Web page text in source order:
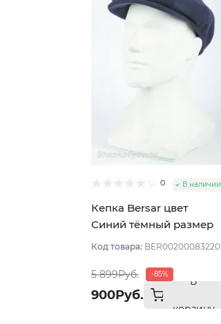
0 В наличии
Кепка Bersar цвет
Синий тёмный размер
57
Код товара: BER00200083220
5 899Руб. -85%
900Руб.
В
корзину